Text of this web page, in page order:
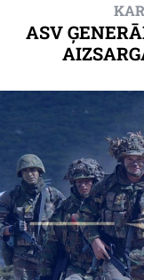
ASV